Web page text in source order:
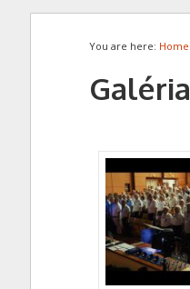
You are here: Home
Galéria